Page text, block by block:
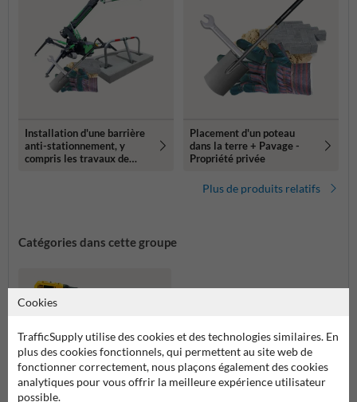
Installation d'une barrière
anti-stationnement, y
compris les travaux de
Placement d'un poteau
dans la terre + Pavage -
Propriété privée
Plus de produits relatifs
Catégories dans cette groupe
Cookies
TrafficSupply utilise des cookies et des technologies similaires. En
plus des cookies fonctionnels, qui permettent au site web de
fonctionner correctement, nous plaçons également des cookies
analytiques pour vous offrir la meilleure expérience utilisateur
possible.